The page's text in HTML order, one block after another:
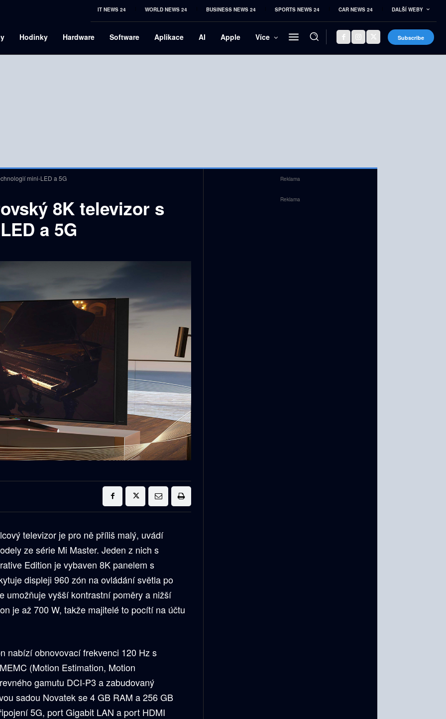
IT NEWS 24 WORLD NEWS 24 BUSINESS NEWS 24 SPORTS NEWS 24 CAR NEWS 24 DALŠÍ WEBY
Hodinky Hardware Software Aplikace AI Apple Více Subscribe
mini-LED a 5G
8K televizor s
a 5G
televizor je pro ně příliš malý, uvádí
ze série Mi Master. Jeden z nich s
Edition je vybaven 8K panelem s
displeji 960 zón na ovládání světla po
umožňuje vyšší kontrastní poměry a nižší
je až 700 W, takže majitelé to pocítí na účtu
nabízí obnovovací frekvenci 120 Hz s
(Motion Estimation, Motion
gamutu DCI-P3 a zabudovaný
sadou Novatek se 4 GB RAM a 256 GB
5G, port Gigabit LAN a port HDMI
Reklama
Reklama